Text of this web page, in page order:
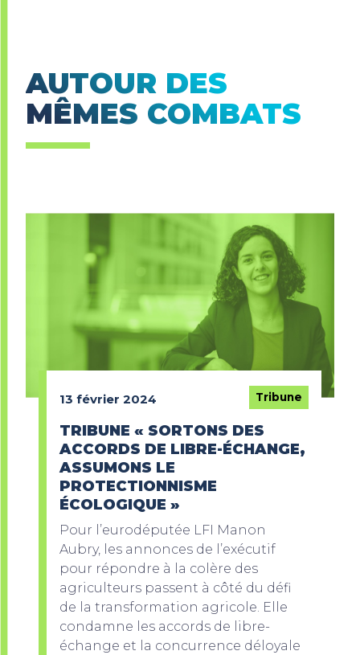
AUTOUR DES
MÊMES COMBATS
13 février 2024 Tribune
TRIBUNE « SORTONS DES
ACCORDS DE LIBRE-ÉCHANGE,
ASSUMONS LE
PROTECTIONNISME
ÉCOLOGIQUE »
Pour l’eurodéputée LFI Manon
Aubry, les annonces de l’exécutif
pour répondre à la colère des
agriculteurs passent à côté du défi
de la transformation agricole. Elle
condamne les accords de libre-
échange et la concurrence déloyale